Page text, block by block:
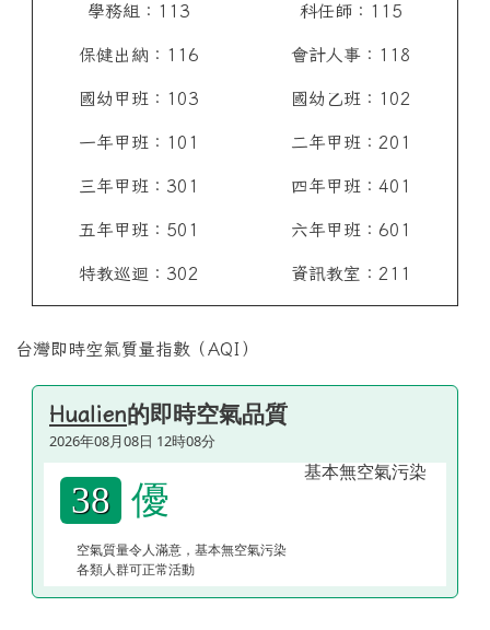
學務組：113
保健出納：116
國幼甲班：103
一年甲班：101
三年甲班：301
五年甲班：501
特教巡迴：302
科任師：115
會計人事：118
國幼乙班：102
二年甲班：201
四年甲班：401
六年甲班：601
資訊教室：211
台灣即時空氣質量指數（AQI）
Hualien的即時空氣品質
2026年08月08日 12時08分
38 優
空氣質量令人滿意，基本無空氣污染
各類人群可正常活動